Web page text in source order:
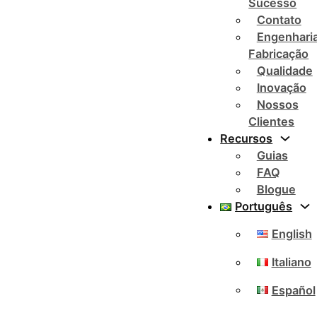
Contato
Fabricação
Qualidade
Inovação
Nossos
Clientes
Recursos
Guias
FAQ
Blogue
Português
English
Italiano
Español